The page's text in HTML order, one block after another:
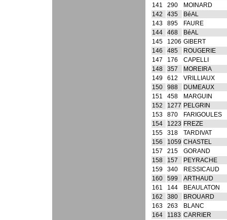
141
290
MOINARD
142
435
BéAL
143
895
FAURE
144
468
BéAL
145
1206 GIBERT
146
485
ROUGERIE
147
176
CAPELLI
148
357
MOREIRA
149
612
VRILLIAUX
150
988
DUMEAUX
151
458
MARGUIN
152
1277 PELGRIN
153
870
FARIGOULES
154
1223 FREZE
155
318
TARDIVAT
156
1059 CHASTEL
157
215
GORAND
158
157
PEYRACHE
159
340
RESSICAUD
160
599
ARTHAUD
161
144
BEAULATON
162
380
BROUARD
163
263
BLANC
164
1183 CARRIER